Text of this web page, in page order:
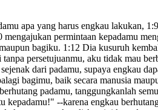
apa yang harus engkau lakukan, 1:9
mengajukan permintaan kepadamu
bagiku. 1:12 Dia kusuruh
tanpa persetujuanmu, aku tidak mau
dari padamu, supaya engkau
bagimu, baik secara manusia
padamu, tanggungkanlah
kepadamu!" --karena engkau